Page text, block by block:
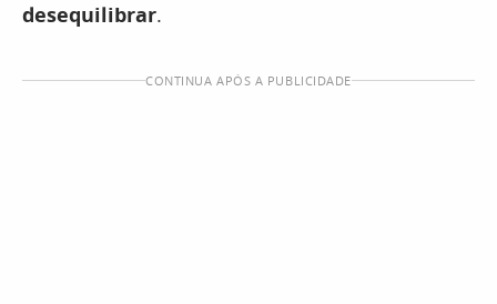
desequilibrar.
CONTINUA APÓS A PUBLICIDADE